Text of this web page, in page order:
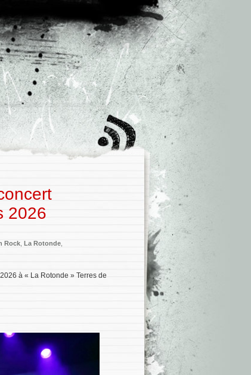
2026
Rock La Rotonde
à « La Rotonde » Terres de